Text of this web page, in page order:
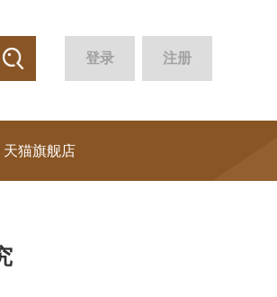
注册
登录
天猫旗舰店